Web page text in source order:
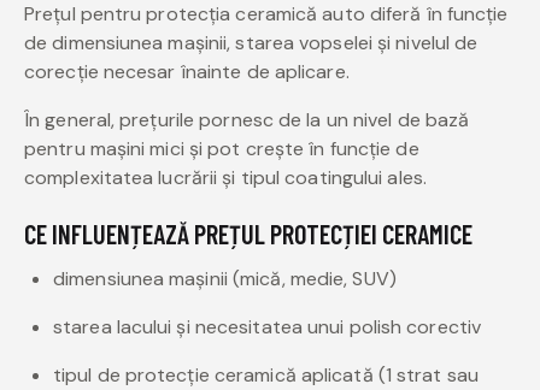
Prețul pentru protecția ceramică auto diferă în funcție
de dimensiunea mașinii, starea vopselei și nivelul de
corecție necesar înainte de aplicare.
În general, prețurile pornesc de la un nivel de bază
pentru mașini mici și pot crește în funcție de
complexitatea lucrării și tipul coatingului ales.
CE INFLUENȚEAZĂ PREȚUL PROTECȚIEI CERAMICE
dimensiunea mașinii (mică, medie, SUV)
starea lacului și necesitatea unui polish corectiv
tipul de protecție ceramică aplicată (1 strat sau